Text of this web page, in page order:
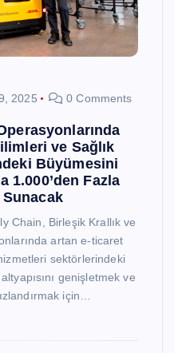
2025 0 Comments
ve Sağlık
Büyümesini
1.000’den Fazla
Sunacak
Chain, Birleşik Krallık ve
artan e-ticaret
sektörlerindeki
genişletmek ve
için…